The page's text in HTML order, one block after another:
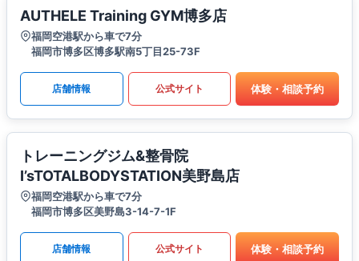
AUTHELE Training GYM博多店
福岡空港駅から車で7分
福岡市博多区博多駅南5丁目25-73F
店舗情報 公式サイト 体験・相談予約
トレーニングジム&整骨院
I’sTOTALBODYSTATION美野島店
福岡空港駅から車で7分
福岡市博多区美野島3-14-7-1F
店舗情報 公式サイト 体験・相談予約